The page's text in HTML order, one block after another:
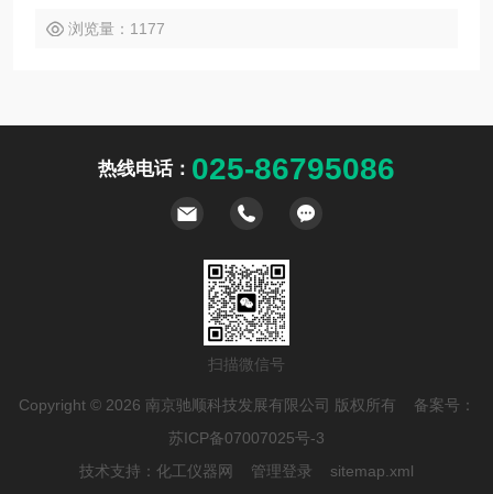
浏览量：1177
热线电话： 025-86795086
扫描微信号
Copyright © 2026 南京驰顺科技发展有限公司 版权所有 备案号：
苏ICP备07007025号-3
技术支持： 化工仪器网 管理登录 sitemap.xml